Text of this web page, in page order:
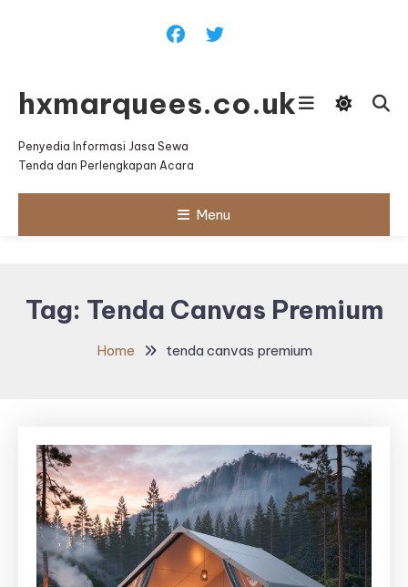
hxmarquees.co.uk
Penyedia Informasi Jasa Sewa
Tenda dan Perlengkapan Acara
Menu
Tag: Tenda Canvas Premium
Home tenda canvas premium